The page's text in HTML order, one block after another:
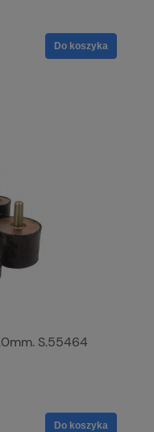
Do koszyka
S.55464
Do koszyka